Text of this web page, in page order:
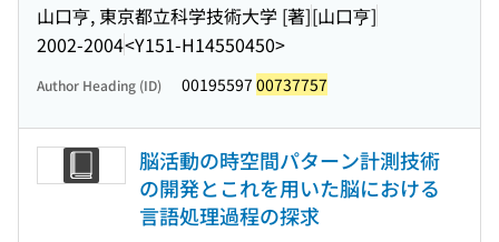
山口亨, 東京都立科学技術大学 [著][山口亨]
2002-2004<Y151-H14550450>
Author Heading (ID) 00195597 00737757
脳活動の時空間パターン計測技術
の開発とこれを用いた脳における
言語処理過程の探求